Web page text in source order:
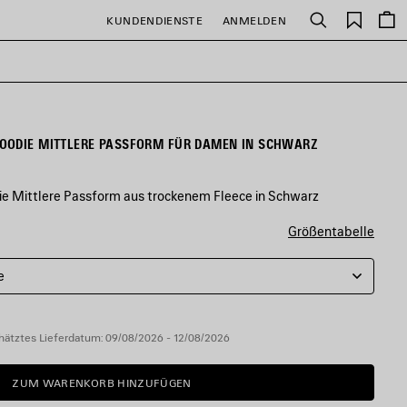
KUNDENDIENSTE ANMELDEN Suchen
Artikel
MITTLERE PASSFORM FÜR DAMEN IN SCHWARZ
Mittlere Passform aus trockenem Fleece in Schwarz
Größentabelle
Lieferdatum: 09/08/2026 - 12/08/2026
ZUM
WARENKORB
ZUM WARENKORB HINZUFÜGEN
BITTE
WÄHLEN